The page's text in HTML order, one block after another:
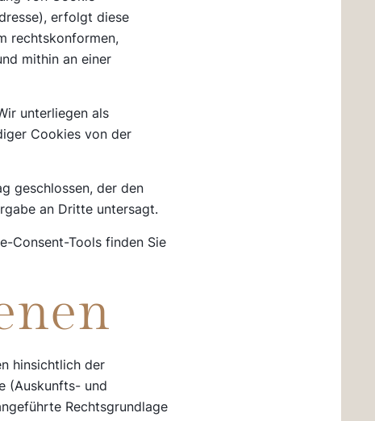
erfolgt diese
rechtskonformen,
mithin an einer
unterliegen als
Cookies von der
geschlossen, der den
an Dritte untersagt.
Consent-Tools finden Sie
hinsichtlich der
(Auskunfts- und
Rechtsgrundlage